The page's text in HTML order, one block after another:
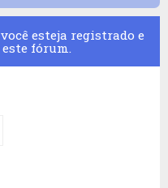
esteja registrado e
fórum.